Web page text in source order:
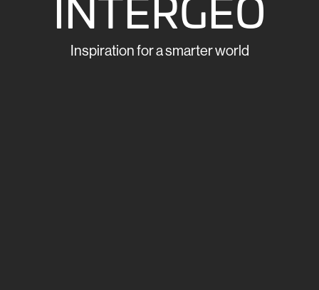
Inspiration for a smarter world